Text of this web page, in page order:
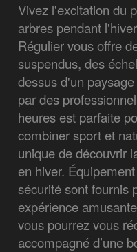
Vivez l'excitation du
arbres pendant
Régulier vous offre
suspendus, des
dessus d'un
par des
heures est parfaite
combiner sport et
unique de découvrir
en hiver.
sécurité sont fournis
expérience
vous pourrez vous
accompagné d’une